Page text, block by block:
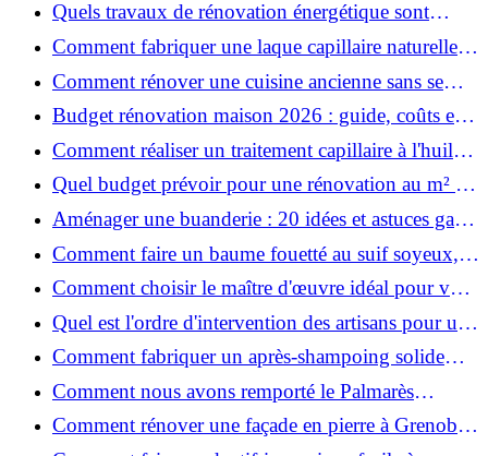
Quels travaux de rénovation énergétique sont
éligibles à MaPrimeRénov' ?
Comment fabriquer une laque capillaire naturelle
maison ?
Comment rénover une cuisine ancienne sans se
ruiner ?
Budget rénovation maison 2026 : guide, coûts et
astuces
Comment réaliser un traitement capillaire à l'huile
maison efficace ?
Quel budget prévoir pour une rénovation au m² en
2026 ?
Aménager une buanderie : 20 idées et astuces gain
de place pour un espace fonctionnel et stylé
Comment faire un baume fouetté au suif soyeux,
fait maison ?
Comment choisir le maître d'œuvre idéal pour vos
travaux de rénovation ?
Quel est l'ordre d'intervention des artisans pour une
rénovation ?
Comment fabriquer un après-shampoing solide
naturel pour cheveux ?
Comment nous avons remporté le Palmarès
(Ré)HABITER 2025 : les coulisses du projet primé
?
Comment rénover une façade en pierre à Grenoble
: techniques, coûts et conseils